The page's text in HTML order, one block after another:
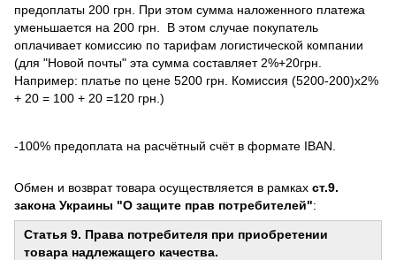
предоплаты 200 грн. При этом сумма наложенного платежа
уменьшается на 200 грн. В этом случае покупатель
оплачивает комиссию по тарифам логистической компании
(для "Новой почты" эта сумма составляет 2%+20грн.
Например: платье по цене 5200 грн. Комиссия (5200-200)х2%
+ 20 = 100 + 20 =120 грн.)
-100% предоплата на расчётный счёт в формате IBAN.
Обмен и возврат товара осуществляется в рамках ст.9.
закона Украины "О защите прав потребителей":
Статья 9. Права потребителя при приобретении
товара надлежащего качества.